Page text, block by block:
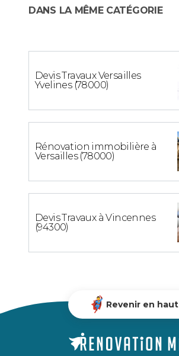
DANS LA MÊME CATÉGORIE
Devis Travaux Versailles
Yvelines (78000)
Rénovation immobilière à
Versailles (78000)
Devis Travaux à Vincennes
(94300)
Revenir en haut